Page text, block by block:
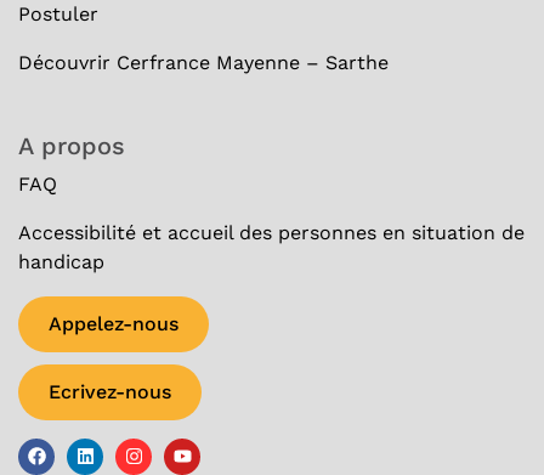
Postuler
Découvrir Cerfrance Mayenne – Sarthe
A propos
FAQ
Accessibilité et accueil des personnes en situation de
handicap
Appelez-nous
Ecrivez-nous